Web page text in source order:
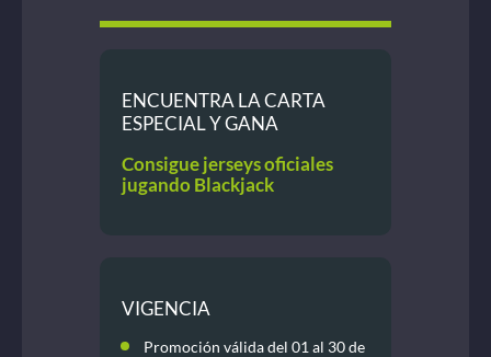
ENCUENTRA LA CARTA
ESPECIAL Y GANA
Consigue jerseys oficiales
jugando Blackjack
VIGENCIA
Promoción válida del 01 al 30 de